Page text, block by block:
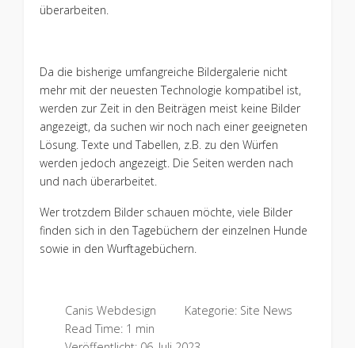
überarbeiten.
Da die bisherige umfangreiche Bildergalerie nicht
mehr mit der neuesten Technologie kompatibel ist,
werden zur Zeit in den Beiträgen meist keine Bilder
angezeigt, da suchen wir noch nach einer geeigneten
Lösung. Texte und Tabellen, z.B. zu den Würfen
werden jedoch angezeigt. Die Seiten werden nach
und nach überarbeitet.
Wer trotzdem Bilder schauen möchte, viele Bilder
finden sich in den Tagebüchern der einzelnen Hunde
sowie in den Wurftagebüchern.
Canis Webdesign Kategorie: Site News
Read Time: 1 min